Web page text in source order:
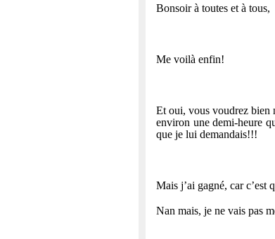
Bonsoir à toutes et à tous,
Me voilà enfin!
Et oui, vous voudrez bien
environ une demi-heure
que je lui demandais!!!
Mais j’ai gagné, car c’est
Nan mais, je ne vais pas